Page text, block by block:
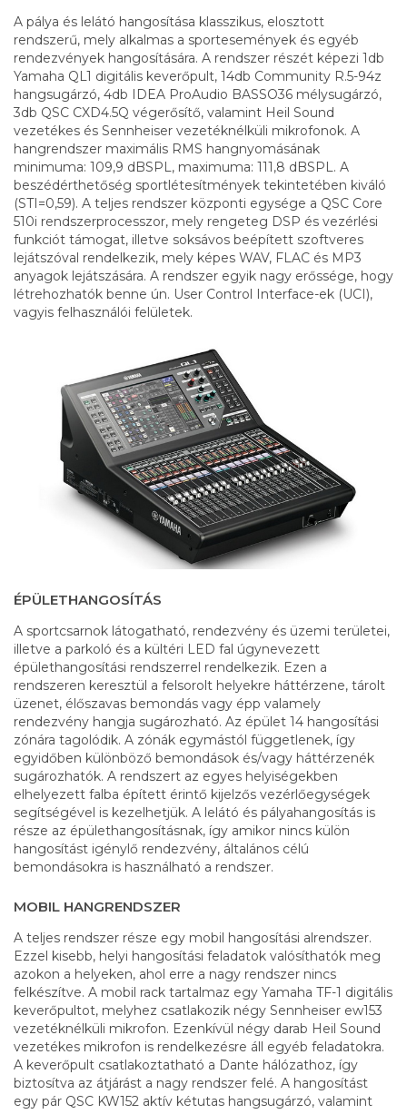
A pálya és lelátó hangosítása klasszikus, elosztott
rendszerű, mely alkalmas a sportesemények és egyéb
rendezvények hangosítására. A rendszer részét képezi 1db
Yamaha QL1 digitális keverőpult, 14db Community R.5-94z
hangsugárzó, 4db IDEA ProAudio BASSO36 mélysugárzó,
3db QSC CXD4.5Q végerősítő, valamint Heil Sound
vezetékes és Sennheiser vezetéknélküli mikrofonok. A
hangrendszer maximális RMS hangnyomásának
minimuma: 109,9 dBSPL, maximuma: 111,8 dBSPL. A
beszédérthetőség sportlétesítmények tekintetében kiváló
(STI=0,59). A teljes rendszer központi egysége a QSC Core
510i rendszerprocesszor, mely rengeteg DSP és vezérlési
funkciót támogat, illetve soksávos beépített szoftveres
lejátszóval rendelkezik, mely képes WAV, FLAC és MP3
anyagok lejátszására. A rendszer egyik nagy erőssége, hogy
létrehozhatók benne ún. User Control Interface-ek (UCI),
vagyis felhasználói felületek.
ÉPÜLETHANGOSÍTÁS
A sportcsarnok látogatható, rendezvény és üzemi területei,
illetve a parkoló és a kültéri LED fal úgynevezett
épülethangosítási rendszerrel rendelkezik. Ezen a
rendszeren keresztül a felsorolt helyekre háttérzene, tárolt
üzenet, élőszavas bemondás vagy épp valamely
rendezvény hangja sugározható. Az épület 14 hangosítási
zónára tagolódik. A zónák egymástól függetlenek, így
egyidőben különböző bemondások és/vagy háttérzenék
sugározhatók. A rendszert az egyes helyiségekben
elhelyezett falba épített érintő kijelzős vezérlőegységek
segítségével is kezelhetjük. A lelátó és pályahangosítás is
része az épülethangosításnak, így amikor nincs külön
hangosítást igénylő rendezvény, általános célú
bemondásokra is használható a rendszer.
MOBIL HANGRENDSZER
A teljes rendszer része egy mobil hangosítási alrendszer.
Ezzel kisebb, helyi hangosítási feladatok valósíthatók meg
azokon a helyeken, ahol erre a nagy rendszer nincs
felkészítve. A mobil rack tartalmaz egy Yamaha TF-1 digitális
keverőpultot, melyhez csatlakozik négy Sennheiser ew153
vezetéknélküli mikrofon. Ezenkívül négy darab Heil Sound
vezetékes mikrofon is rendelkezésre áll egyéb feladatokra.
A keverőpult csatlakoztatható a Dante hálózathoz, így
biztosítva az átjárást a nagy rendszer felé. A hangosítást
egy pár QSC KW152 aktív kétutas hangsugárzó, valamint